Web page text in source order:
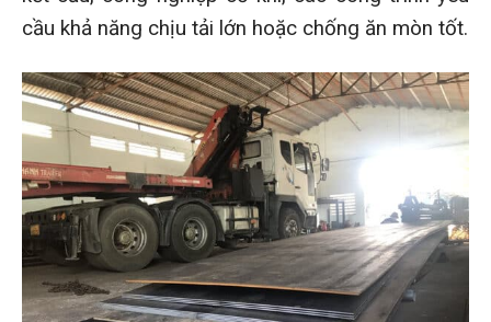
cầu khả năng chịu tải lớn hoặc chống ăn mòn tốt.